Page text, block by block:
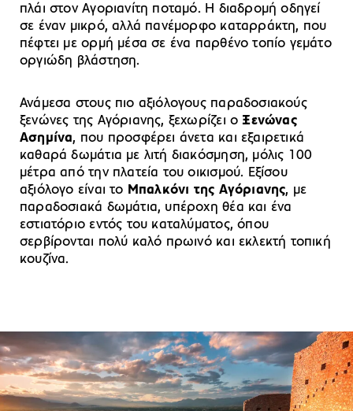
πλάι στον Αγοριανίτη ποταμό. Η διαδρομή οδηγεί
σε έναν μικρό, αλλά πανέμορφο καταρράκτη, που
πέφτει με ορμή μέσα σε ένα παρθένο τοπίο γεμάτο
οργιώδη βλάστηση.
Ανάμεσα στους πιο αξιόλογους παραδοσιακούς
ξενώνες της Αγόριανης, ξεχωρίζει οΞενώνας
Ασημίνα, που προσφέρει άνετα και εξαιρετικά
καθαρά δωμάτια με λιτή διακόσμηση, μόλις 100
μέτρα από την πλατεία του οικισμού. Εξίσου
αξιόλογο είναι το Μπαλκόνι της Αγόριανης, με
παραδοσιακά δωμάτια, υπέροχη θέα και ένα
εστιατόριο εντός του καταλύματος, όπου
σερβίρονται πολύ καλό πρωινό και εκλεκτή τοπική
κουζίνα.